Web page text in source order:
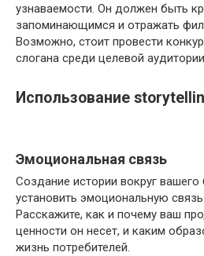
узнаваемости. Он должен быть
запоминающимся и отражать
Возможно, стоит провести
слогана среди целевой
Использование
Эмоциональная связь
Создание истории вокруг
установить эмоциональную
Расскажите, как и почему ваш
ценности он несет, и каким
жизнь потребителей.